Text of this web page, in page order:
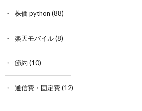
株価 python (88)
楽天モバイル(8)
節約 (10)
通信費・固定費(12)